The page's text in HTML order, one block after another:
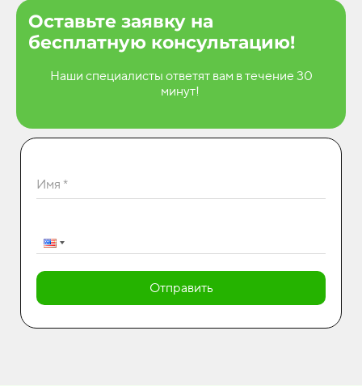
Оставьте заявку на
бесплатную консультацию!
Наши специалисты ответят вам в течение 30
минут!
Имя *
Отправить